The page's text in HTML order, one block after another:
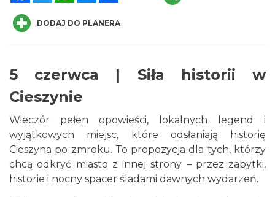
Cieszyn
0.01 km
DODAJ DO PLANERA
5 czerwca | Siła historii w
Cieszynie
Wieczór pełen opowieści, lokalnych legend i
wyjątkowych miejsc, które odsłaniają historię
Cieszyna po zmroku. To propozycja dla tych, którzy
chcą odkryć miasto z innej strony – przez zabytki,
historie i nocny spacer śladami dawnych wydarzeń.